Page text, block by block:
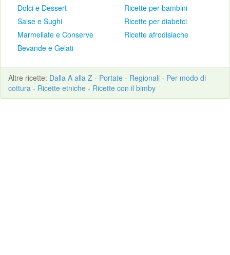
Dolci e Dessert
Salse e Sughi
Marmellate e Conserve
Bevande e Gelati
Ricette per bambini
Ricette per diabetci
Ricette afrodisiache
Altre ricette: Dalla A alla Z - Portate - Regionali - Per modo di
cottura - Ricette etniche - Ricette con il bimby